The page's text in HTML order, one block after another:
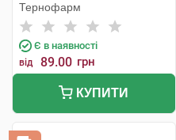
Тернофарм
Є в наявності
від 89.00 грн
КУПИТИ